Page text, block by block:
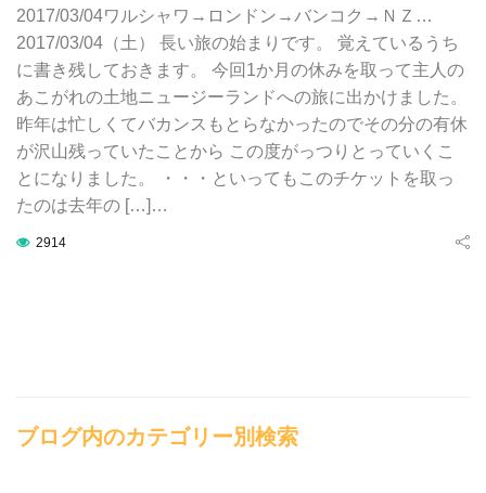
2017/03/04ワルシャワ→ロンドン→バンコク→ＮＺ…
2017/03/04（土） 長い旅の始まりです。 覚えているうち
に書き残しておきます。 今回1か月の休みを取って主人の
あこがれの土地ニュージーランドへの旅に出かけました。
昨年は忙しくてバカンスもとらなかったのでその分の有休
が沢山残っていたことから この度がっつりとっていくこ
とになりました。 ・・・といってもこのチケットを取っ
たのは去年の […]…
2914
ブログ内のカテゴリー別検索